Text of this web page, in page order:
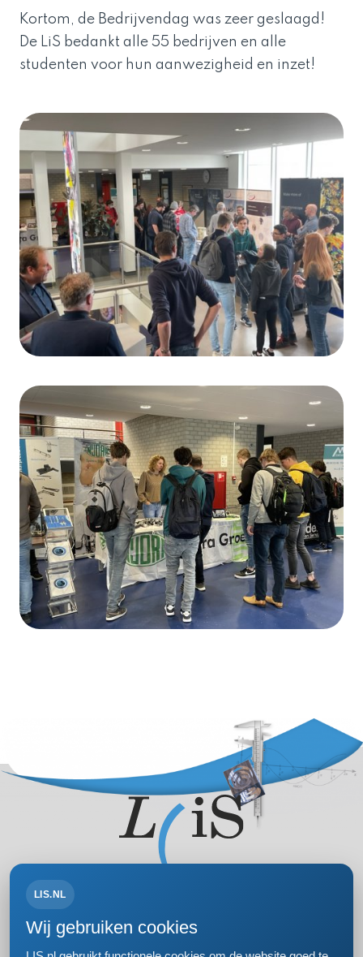
Kortom, de Bedrijvendag was zeer geslaagd!
De LiS bedankt alle 55 bedrijven en alle
studenten voor hun aanwezigheid en inzet!
Volg ons op:
LIS.NL
Wij gebruiken cookies